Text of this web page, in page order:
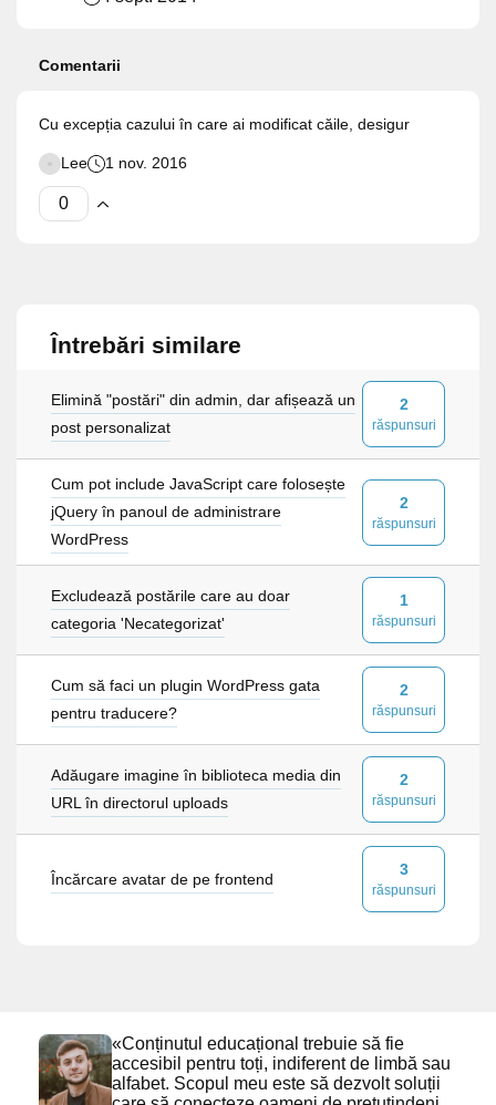
Comentarii
Cu excepția cazului în care ai modificat căile, desigur
Lee 1 nov. 2016
Întrebări similare
Elimină "postări" din admin, dar afișează un
post personalizat
2
răspunsuri
Cum pot include JavaScript care folosește
jQuery în panoul de administrare
WordPress
2
răspunsuri
Excludează postările care au doar
categoria 'Necategorizat'
1
răspunsuri
Cum să faci un plugin WordPress gata
pentru traducere?
2
răspunsuri
Adăugare imagine în biblioteca media din
URL în directorul uploads
2
răspunsuri
Încărcare avatar de pe frontend
3
răspunsuri
«Conținutul educațional trebuie să fie
accesibil pentru toți, indiferent de limbă sau
alfabet. Scopul meu este să dezvolt soluții